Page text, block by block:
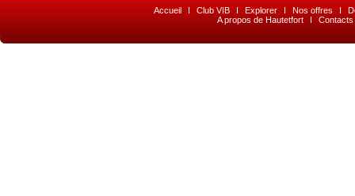
Accueil I Club VIB I Explorer I Nos offres I
A propos de Hautetfort
I Contacts